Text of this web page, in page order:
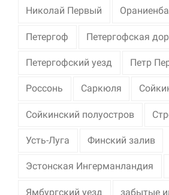
Николай Первый
Петергоф Петергофская
Петергофский уезд Петр
Россонь Саркюля
Сойкинский полуостров
Усть-Луга Финский залив
Эстонская Ингерманландия
Ямбургский уезд забытые